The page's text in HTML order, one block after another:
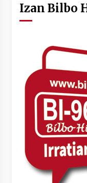
Izan Bilbo